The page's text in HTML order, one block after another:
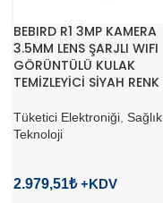
BEBIRD R1 3MP KAMERA
3.5MM LENS ŞARJLI WIFI
GÖRÜNTÜLÜ KULAK
TEMİZLEYİCİ SİYAH RENK
Tüketici Elektroniği, Sağlık
Teknoloji
2.979,51₺